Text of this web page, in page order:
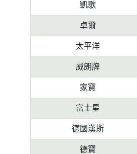
凱歌
卓爾
太平洋
威朗牌
家寶
富士星
德國漢斯
德寶